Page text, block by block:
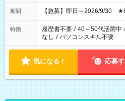
期間 【急募】即日～2026/9/30
特徴 履歴書不要 / 40～50代活躍中 /
なし / パソコンスキル不要
気になる！ 応募